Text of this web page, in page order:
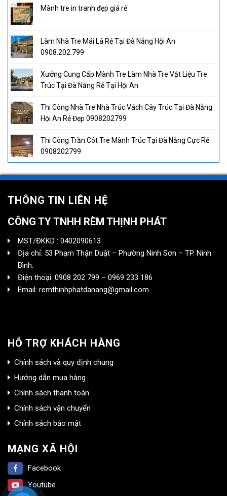
Mành tre in tranh đẹp giá rẻ
Làm Nhà Tre Mái Lá Rẻ Tại Đà Nẵng Hội An
0908.202.799
Xưởng Cung Cấp Mành Tre Làm Nhà Tre Vật Liệu Tre
Trúc Tại Đà Nẵng Rẻ Tại Hội An
Thi Công Nhà Tre Nhà Trúc Vách Cây Trúc Tại Đà Nẵng
Hội An Rẻ Đẹp 0908202799
Thi Công Trần Cót Tre Mành Trúc Tại Đà Nẵng Cực Rẻ
0908202799
THÔNG TIN LIÊN HỆ
CÔNG TY TNHH RÈM THỊNH PHÁT
MST/ĐKKD : 0402090613
Địa chỉ: 53 Phạm Thận Duật – Phường Ninh Sơn – TP. Ninh
Bình.
Điện thoại: 0908 202 799 – 0969 233 186
Email: remthinhphatdanang@gmail.com
HỖ TRỢ KHÁCH HÀNG
Chính sách và quy định chung
Hướng dẫn mua hàng
Chính sách thanh toán
Chính sách vận chuyển
Chính sách bảo mật
MẠNG XÃ HỘI
Facebook
Youtube